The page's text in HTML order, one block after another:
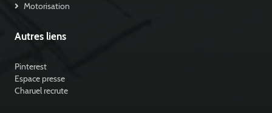
Motorisation
Autres liens
Pinterest
Espace presse
Charuel recrute